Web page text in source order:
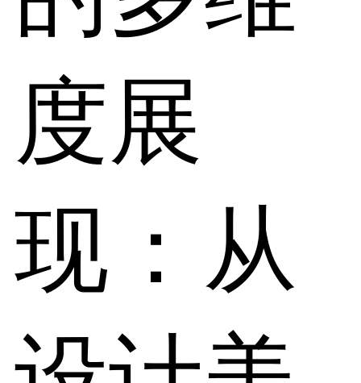
度展
现：从